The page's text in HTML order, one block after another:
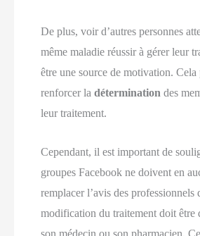
De plus, voir d’autres personnes
même maladie réussir à gérer leur
être une source de motivation. Cela
renforcer ladétermination des
leur traitement.
Cependant, il est important de
groupes Facebook ne doivent en
remplacer l’avis des professionnels
modification du traitement doit être
son médecin ou son pharmacien.